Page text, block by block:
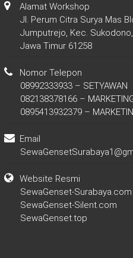
Alamat Workshop
Jl. Perum Citra Surya Mas
Jumputrejo, Kec.
Jawa Timur 61258
Nomor Telepon
08992333933 – SETYAWAN
082138378166 –
0895413932379 –
Email
Website Resmi
SewaGenset-Surabaya.com
SewaGenset-Silent.com
SewaGenset.top